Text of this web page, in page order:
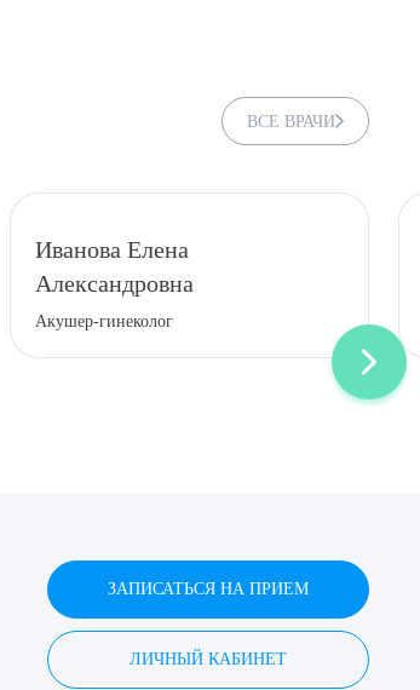
ВСЕ ВРАЧИ
Иванова Елена
Александровна
Акушер-гинеколог
ЗАПИСАТЬСЯ НА ПРИЕМ
ЛИЧНЫЙ КАБИНЕТ